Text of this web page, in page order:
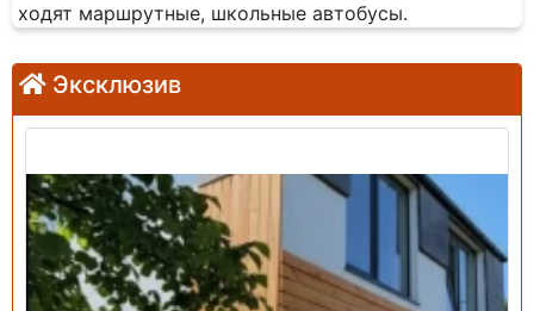
ходят маршрутные, школьные автобусы.
Эксклюзив